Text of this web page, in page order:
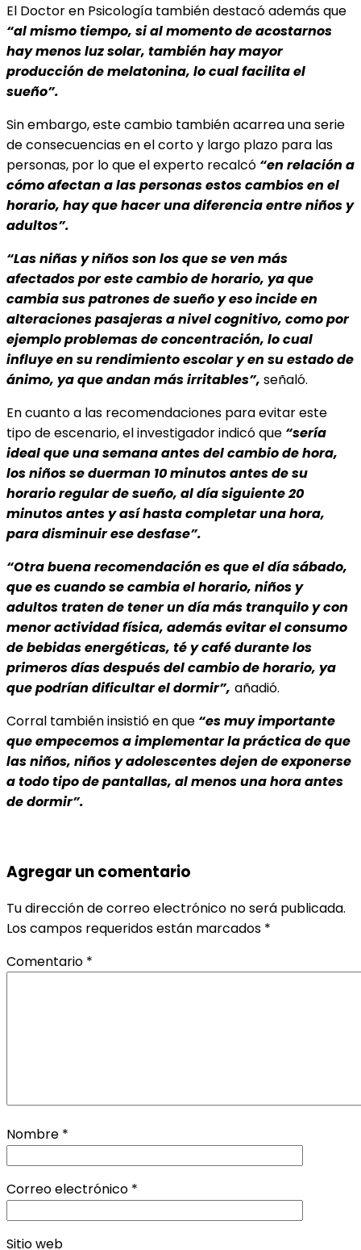
El Doctor en Psicología también destacó además que
“al mismo tiempo, si al momento de acostarnos
hay menos luz solar, también hay mayor
producción de melatonina, lo cual facilita el
sueño”.
Sin embargo, este cambio también acarrea una serie
de consecuencias en el corto y largo plazo para las
personas, por lo que el experto recalcó “en relación a
cómo afectan a las personas estos cambios en el
horario, hay que hacer una diferencia entre niños y
adultos”.
“Las niñas y niños son los que se ven más
afectados por este cambio de horario, ya que
cambia sus patrones de sueño y eso incide en
alteraciones pasajeras a nivel cognitivo, como por
ejemplo problemas de concentración, lo cual
influye en su rendimiento escolar y en su estado de
ánimo, ya que andan más irritables”, señaló.
En cuanto a las recomendaciones para evitar este
tipo de escenario, el investigador indicó que “sería
ideal que una semana antes del cambio de hora,
los niños se duerman 10 minutos antes de su
horario regular de sueño, al día siguiente 20
minutos antes y así hasta completar una hora,
para disminuir ese desfase”.
“Otra buena recomendación es que el día sábado,
que es cuando se cambia el horario, niños y
adultos traten de tener un día más tranquilo y con
menor actividad física, además evitar el consumo
de bebidas energéticas, té y café durante los
primeros días después del cambio de horario, ya
que podrían dificultar el dormir”, añadió.
Corral también insistió en que “es muy importante
que empecemos a implementar la práctica de que
las niños, niños y adolescentes dejen de exponerse
a todo tipo de pantallas, al menos una hora antes
de dormir”.
Agregar un comentario
Tu dirección de correo electrónico no será publicada.
Los campos requeridos están marcados *
Comentario *
Nombre *
Correo electrónico *
Sitio web